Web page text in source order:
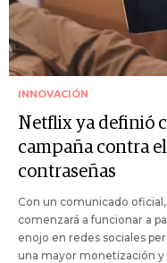
INNOVACIÓN
Netflix ya definió
campaña contra
contraseñas
Con un comunicado
comenzará a funcionar a
enojo en redes sociales
una mayor monetización y